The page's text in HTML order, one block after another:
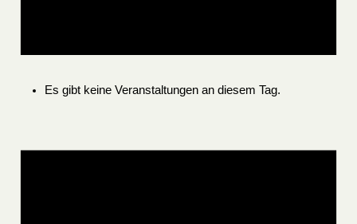
Es gibt keine Veranstaltungen an diesem Tag.